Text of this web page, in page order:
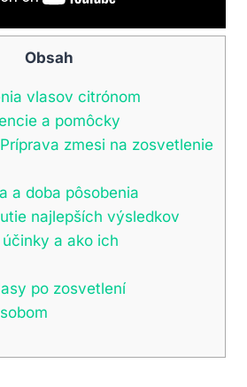
Obsah
vlasov citrónom
a pomôcky
zmesi na zosvetlenie
a doba pôsobenia
najlepších výsledkov
a ako ich
po zosvetlení